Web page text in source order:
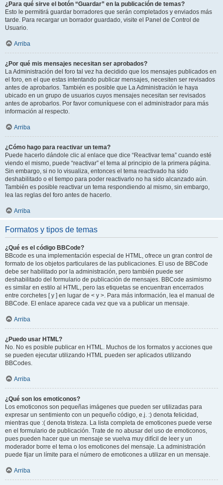
¿Para qué sirve el botón “Guardar” en la publicación de temas?
Esto le permitirá guardar borradores que serán completados y enviados más
tarde. Para recargar un borrador guardado, visite el Panel de Control de
Usuario.
Arriba
¿Por qué mis mensajes necesitan ser aprobados?
La Administración del foro tal vez ha decidido que los mensajes publicados en
el foro, en el que estas intentando publicar mensajes, necesiten ser revisados
antes de aprobarlos. También es posible que La Administración le haya
ubicado en un grupo de usuarios cuyos mensajes necesitan ser revisados
antes de aprobarlos. Por favor comuníquese con el administrador para más
información al respecto.
Arriba
¿Cómo hago para reactivar un tema?
Puede hacerlo dándole clic al enlace que dice “Reactivar tema” cuando esté
viendo el mismo, puede “reactivar” el tema al principio de la primera página.
Sin embargo, si no lo visualiza, entonces el tema reactivado ha sido
deshabilitado o el tiempo para poder reactivarlo no ha sido alcanzado aún.
También es posible reactivar un tema respondiendo al mismo, sin embargo,
lea las reglas del foro antes de hacerlo.
Arriba
Formatos y tipos de temas
¿Qué es el código BBCode?
BBcode es una implementación especial de HTML, ofrece un gran control de
formato de los objetos particulares de las publicaciones. El uso de BBCode
debe ser habilitado por la administración, pero también puede ser
deshabilitado del formulario de publicación de mensajes. BBCode asimismo
es similar en estilo al HTML, pero las etiquetas se encuentran encerrados
entre corchetes [ y ] en lugar de < y >. Para más información, lea el manual de
BBCode. El enlace aparece cada vez que va a publicar un mensaje.
Arriba
¿Puedo usar HTML?
No. No es posible publicar en HTML. Muchos de los formatos y acciones que
se pueden ejecutar utilizando HTML pueden ser aplicados utilizando
BBCodes.
Arriba
¿Qué son los emoticonos?
Los emoticonos son pequeñas imágenes que pueden ser utilizadas para
expresar un sentimiento con un pequeño código, e.j. :) denota felicidad,
mientras que :( denota tristeza. La lista completa de emoticones puede verse
en el formulario de publicación. Trate de no abusar del uso de emoticonos,
pues pueden hacer que un mensaje se vuelva muy difícil de leer y un
moderador borre el tema o los emoticones del mensaje. La administración
puede fijar un límite para el número de emoticones a utilizar en un mensaje.
Arriba